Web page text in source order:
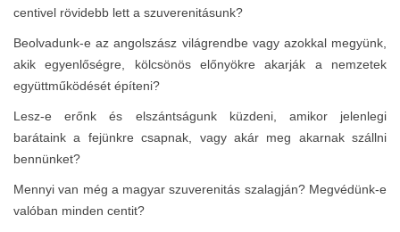
centivel rövidebb lett a szuverenitásunk?
Beolvadunk-e az angolszász világrendbe vagy azokkal megyünk,
akik egyenlőségre, kölcsönös előnyökre akarják a nemzetek
együttműködését építeni?
Lesz-e erőnk és elszántságunk küzdeni, amikor jelenlegi
barátaink a fejünkre csapnak, vagy akár meg akarnak szállni
bennünket?
Mennyi van még a magyar szuverenitás szalagján? Megvédünk-e
valóban minden centit?